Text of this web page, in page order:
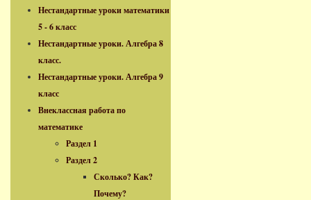
Нестандартные уроки математики
5 - 6 класс
Нестандартные уроки. Алгебра 8
класс.
Нестандартные уроки. Алгебра 9
класс
Внеклассная работа по
математике
Раздел 1
Раздел 2
Сколько? Как?
Почему?